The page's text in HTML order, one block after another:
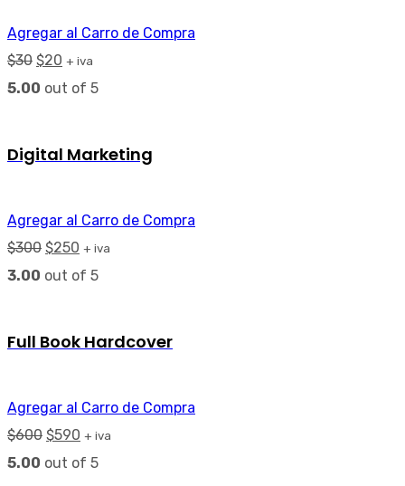
Agregar al Carro de Compra
$30 $20 + iva
5.00 out of 5
Digital Marketing
Agregar al Carro de Compra
$300 $250 + iva
3.00 out of 5
Full Book Hardcover
Agregar al Carro de Compra
$600 $590 + iva
5.00 out of 5